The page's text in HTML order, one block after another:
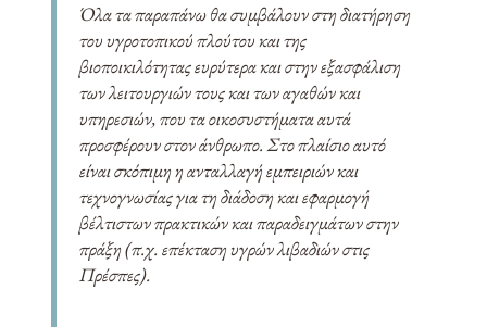
Όλα τα παραπάνω θα συμβάλουν στη διατήρηση
του υγροτοπικού πλούτου και της
βιοποικιλότητας ευρύτερα και στην εξασφάλιση
των λειτουργιών τους και των αγαθών και
υπηρεσιών, που τα οικοσυστήματα αυτά
προσφέρουν στον άνθρωπο. Στο πλαίσιο αυτό
είναι σκόπιμη η ανταλλαγή εμπειριών και
τεχνογνωσίας για τη διάδοση και εφαρμογή
βέλτιστων πρακτικών και παραδειγμάτων στην
πράξη (π.χ. επέκταση υγρών λιβαδιών στις
Πρέσπες).